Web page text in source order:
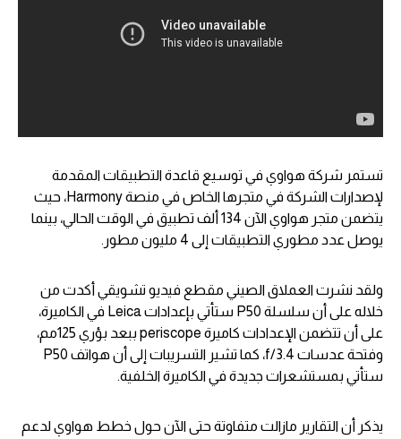
تستمر شركة هواوي في توسيع قاعدة التطبيقات المقدمة
لإصدارات الشركة في متجرها الخاص في منصة Harmony، حيث
يتضمن متجر هواوي الآن 134 ألف تطبيق في الوقت الحالي، بينما
يوصل عدد مطوري التطبيقات إلى 4 مليون مطور.
ولقد نشرت العملاق الصيني مقطع فيديو تشويقي أكدت من
خلاله على أن سلسلة P50 ستأتي بإعدادات Leica في الكاميرة،
على أن تتضمن الإعدادات كاميرة periscope ببعد بؤري 125مم،
وفتحة عدسات f/3.4، كما تشير التسريبات إلى أن هواتف P50
ستأتي بمستشعرات جديدة في الكاميرة الخلفية.
يذكر أن التقارير مازالت متفاوتة حتى الآن حول خطط هواوي لدعم